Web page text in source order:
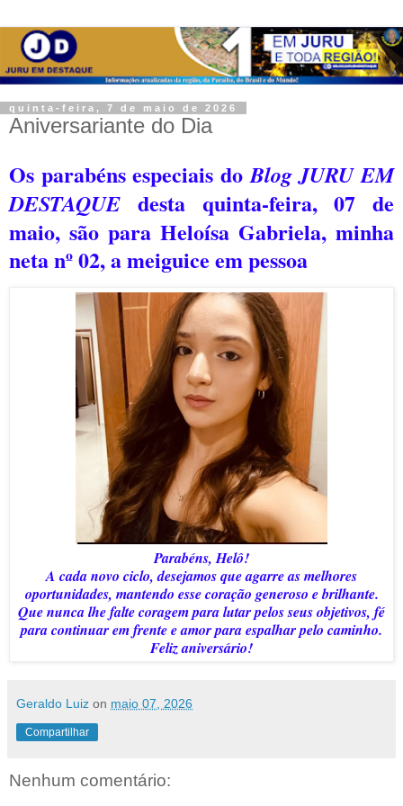
quinta-feira, 7 de maio de 2026
Aniversariante do Dia
Os parabéns especiais doBlog JURU EM
DESTAQUE desta quinta-feira, 07 de
maio, são para Heloísa Gabriela, minha
neta nº 02, a meiguice em pessoa
Parabéns, Helô!
A cada novo ciclo, desejamos que agarre as melhores
oportunidades, mantendo esse coração generoso e brilhante.
Que nunca lhe falte coragem para lutar pelos seus objetivos, fé
para continuar em frente e amor para espalhar pelo caminho.
Feliz aniversário!
Geraldo Luiz on maio 07, 2026
Compartilhar
Nenhum comentário: